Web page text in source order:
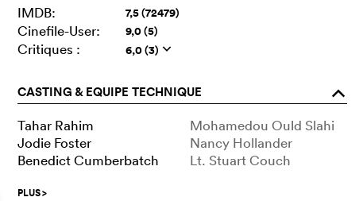
IMDB:
7,5 (72479)
Cinefile-User: 9,0 (5)
Critiques : 6,0 (3) q
CASTING & EQUIPE TECHNIQUE o
Tahar Rahim
Mohamedou Ould Slahi
Jodie Foster
Nancy Hollander
Benedict Cumberbatch
Lt. Stuart Couch
PLUS>